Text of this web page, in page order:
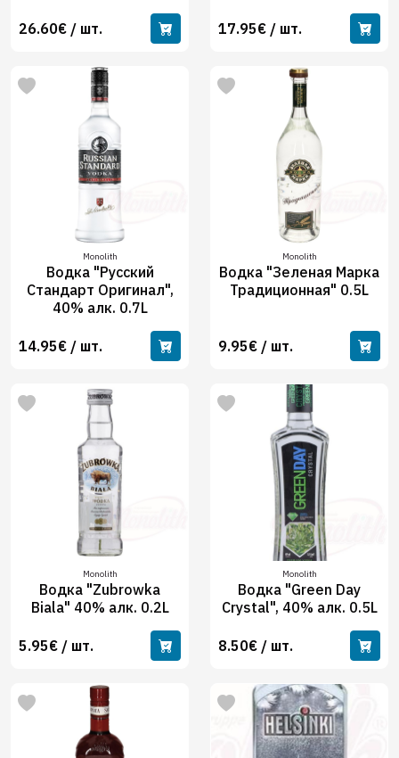
26.60€ / шт. 17.95€ / шт.
Monolith
Водка "Русский
Стандарт Оригинал",
40% алк. 0.7L
14.95€ / шт.
Monolith
Водка "Зеленая Марка
Традиционная" 0.5L
9.95€ / шт.
Monolith
Водка "Zubrowka
Biala" 40% алк. 0.2L
5.95€ / шт.
Monolith
Водка "Green Day
Crystal", 40% алк. 0.5L
8.50€ / шт.